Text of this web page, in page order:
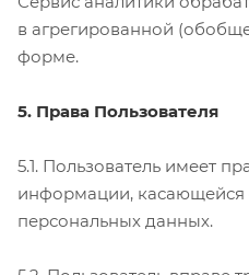
в агрегированной
форме.
5. Права Пользователя
5.1. Пользователь имеет
информации, касающейся
персональных данных.